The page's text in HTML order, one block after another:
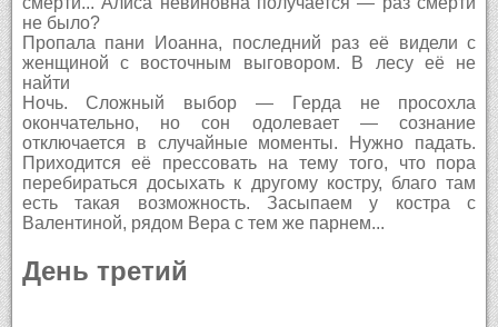
не было?
Пропала пани Иоанна, последний раз её видели с
женщиной с восточным выговором. В лесу её не
найти
Ночь. Сложный выбор — Герда не просохла
окончательно, но сон одолевает — сознание
отключается в случайные моменты. Нужно падать.
Приходится её прессовать на тему того, что пора
перебираться досыхать к другому костру, благо там
есть такая возможность. Засыпаем у костра с
Валентиной, рядом Вера с тем же парнем...
День третий